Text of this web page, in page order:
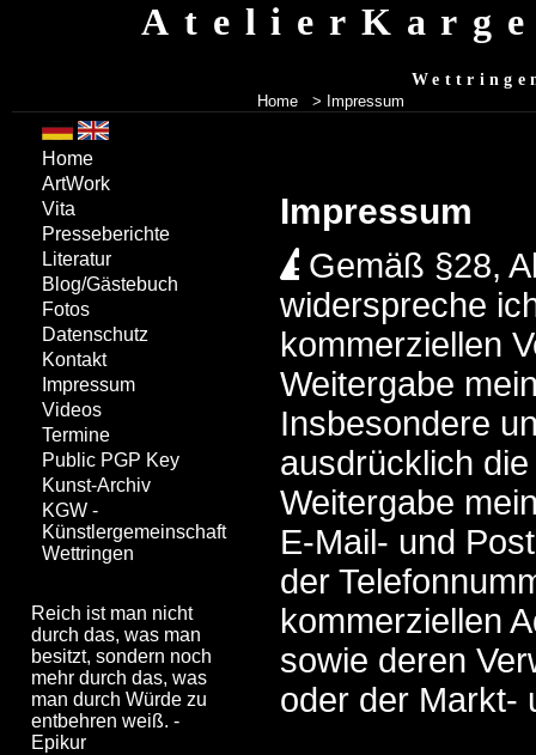
Home > Impressum
Impressum
Gemäß §28,
widerspreche
kommerziellen
Weitergabe
Insbesondere
ausdrücklich
Weitergabe
E-Mail- und
der
kommerziellen
sowie deren
oder der Markt-
Home
ArtWork
Vita
Presseberichte
Literatur
Blog/Gästebuch
Fotos
Datenschutz
Kontakt
Impressum
Videos
Termine
Public PGP Key
Kunst-Archiv
KGW -
Künstlergemeinschaft
Wettringen
Reich ist man nicht
durch das, was man
besitzt, sondern noch
mehr durch das, was
man durch Würde zu
entbehren weiß. -
Epikur